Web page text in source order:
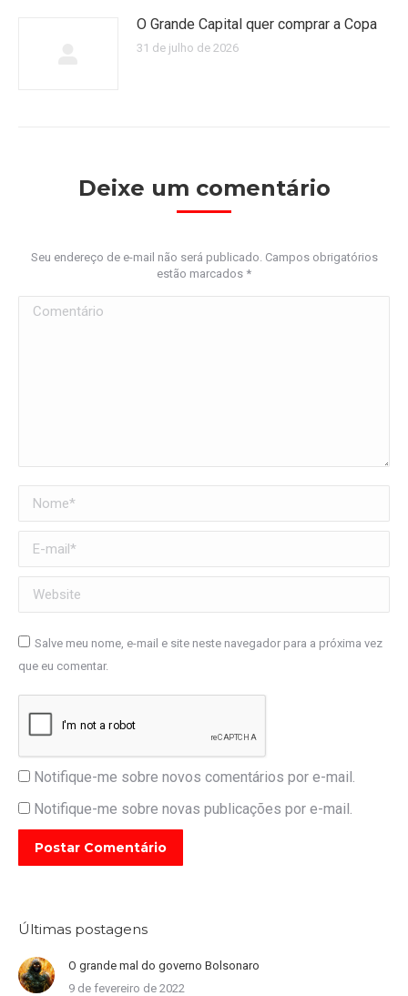
O Grande Capital quer comprar a Copa
31 de julho de 2026
Deixe um comentário
Seu endereço de e-mail não será publicado. Campos obrigatórios
estão marcados *
Comentário
Nome *
E-mail *
Website
Salve meu nome, e-mail e site neste navegador para a próxima vez
que eu comentar.
Notifique-me sobre novos comentários por e-mail.
Notifique-me sobre novas publicações por e-mail.
Postar Comentário
Últimas postagens
O grande mal do governo Bolsonaro
9 de fevereiro de 2022